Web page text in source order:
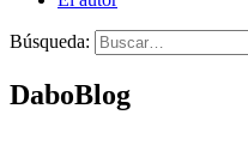
Búsqueda:
DaboBlog